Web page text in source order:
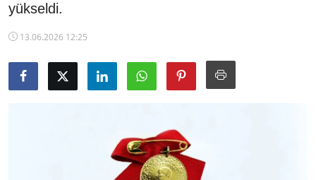
Emtia Fiyatları
Kapalı Çarşı
Şirket Haberleri
yükseldi.
13.06.2026 12:25